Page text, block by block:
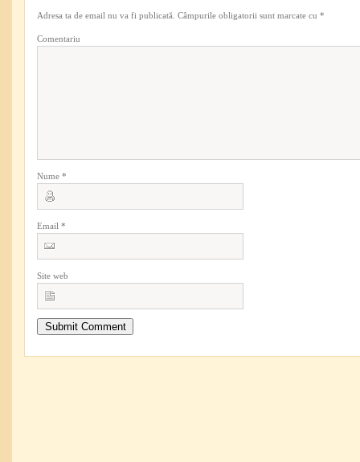
Adresa ta de email nu va fi publicată. Câmpurile obligatorii sunt marcate cu *
Comentariu
Nume *
Email *
Site web